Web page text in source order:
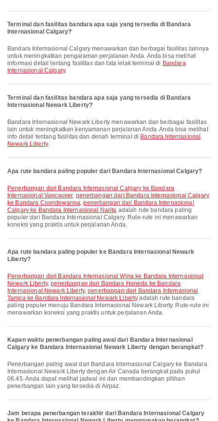
Terminal dan fasilitas bandara apa saja yang tersedia di Bandara
Internasional Calgary?
Bandara Internasional Calgary menawarkan dan berbagai fasilitas lainnya
untuk meningkatkan pengalaman perjalanan Anda. Anda bisa melihat
informasi detail tentang fasilitas dan tata letak terminal di Bandara
Internasional Calgary.
Terminal dan fasilitas bandara apa saja yang tersedia di Bandara
Internasional Newark Liberty?
Bandara Internasional Newark Liberty menawarkan dan berbagai fasilitas
lain untuk meningkatkan kenyamanan perjalanan Anda. Anda bisa melihat
info detail tentang fasilitas dan denah terminal di Bandara Internasional
Newark Liberty.
Apa rute bandara paling populer dari Bandara Internasional Calgary?
penerbangan dari Bandara Internasional Calgary ke Bandara
Internasional Vancouver, penerbangan dari Bandara Internasional Calgary
ke Bandara Coondewanna,penerbangan dari Bandara Internasional
Calgary ke Bandara Internasional Narita adalah rute bandara paling
populer dari Bandara Internasional Calgary. Rute-rute ini menawarkan
koneksi yang praktis untuk perjalanan Anda.
Apa rute bandara paling populer ke Bandara Internasional Newark
Liberty?
penerbangan dari Bandara Internasional Wina ke Bandara Internasional
Newark Liberty,penerbangan dari Bandara Haneda ke Bandara
Internasional Newark Liberty,penerbangan dari Bandara Internasional
Tampa ke Bandara Internasional Newark Liberty adalah rute bandara
paling populer menuju Bandara Internasional Newark Liberty. Rute-rute ini
menawarkan koneksi yang praktis untuk perjalanan Anda.
Kapan waktu penerbangan paling awal dari Bandara Internasional
Calgary ke Bandara Internasional Newark Liberty dengan berangkat?
Penerbangan paling awal dari Bandara Internasional Calgary ke Bandara
Internasional Newark Liberty dengan Air Canada berangkat pada pukul
06.45. Anda dapat melihat jadwal ini dan membandingkan pilihan
penerbangan lain yang tersedia di Airpaz.
Jam berapa penerbangan terakhir dari Bandara Internasional Calgary